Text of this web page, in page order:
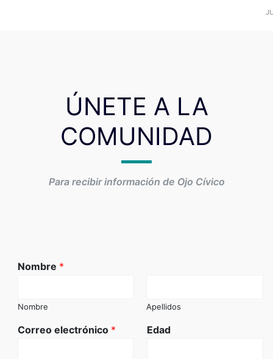
ÚNETE A LA
COMUNIDAD
Para recibir información de Ojo Cívico
Nombre *
Nombre Apellidos
Correo electrónico * Edad